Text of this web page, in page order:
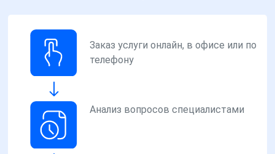
Заказ услуги онлайн, в офисе или по
телефону
Анализ вопросов специалистами